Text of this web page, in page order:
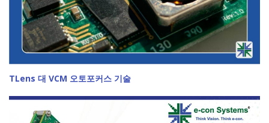
TLens 대 VCM 오토포커스 기술